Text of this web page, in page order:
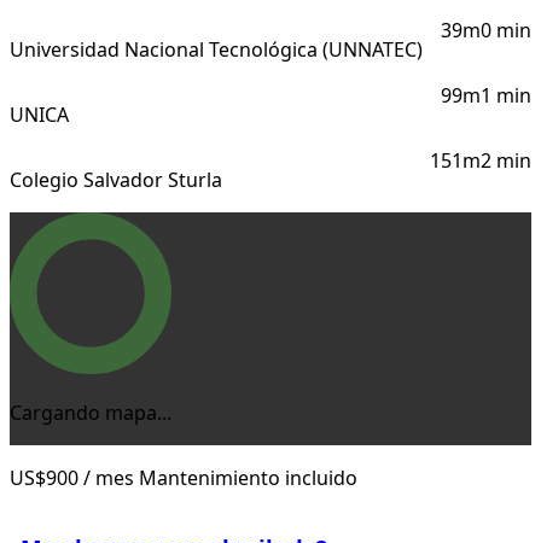
Universidad Nacional Tecnológica (UNNATEC)
39m0 min
UNICA
99m1 min
Colegio Salvador Sturla
151m2 min
Cargando mapa...
US$900/ mes Mantenimiento incluido